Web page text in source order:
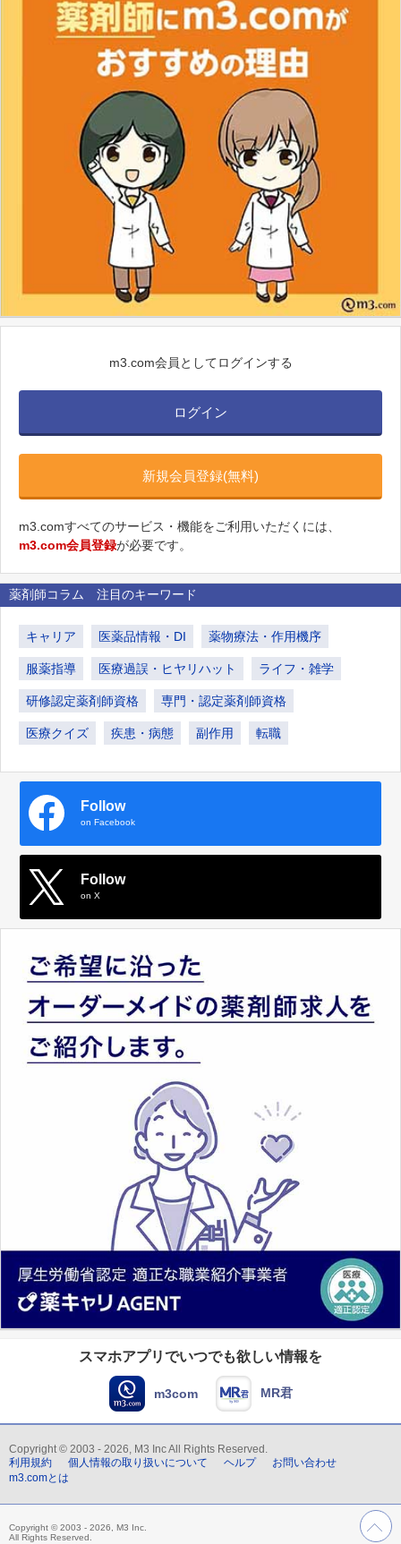
m3.com会員としてログインする
ログイン
新規会員登録(無料)
m3.comすべてのサービス・機能をご利用いただくには、
m3.com会員登録が必要です。
薬剤師コラム 注目のキーワード
キャリア 医薬品情報・DI 薬物療法・作用機序
服薬指導 医療過誤・ヒヤリハット ライフ・雑学
研修認定薬剤師資格 専門・認定薬剤師資格
医療クイズ 疾患・病態 副作用 転職
Follow
on Facebook
Follow
on X
スマホアプリでいつでも欲しい情報を
m3com MR君
Copyright © 2003 - 2026, M3 Inc All Rights Reserved.
利用規約
個人情報の取り扱いについて ヘルプ
お問い合わせ
m3.comとは
Copyright © 2003 - 2026, M3 Inc.
All Rights Reserved.